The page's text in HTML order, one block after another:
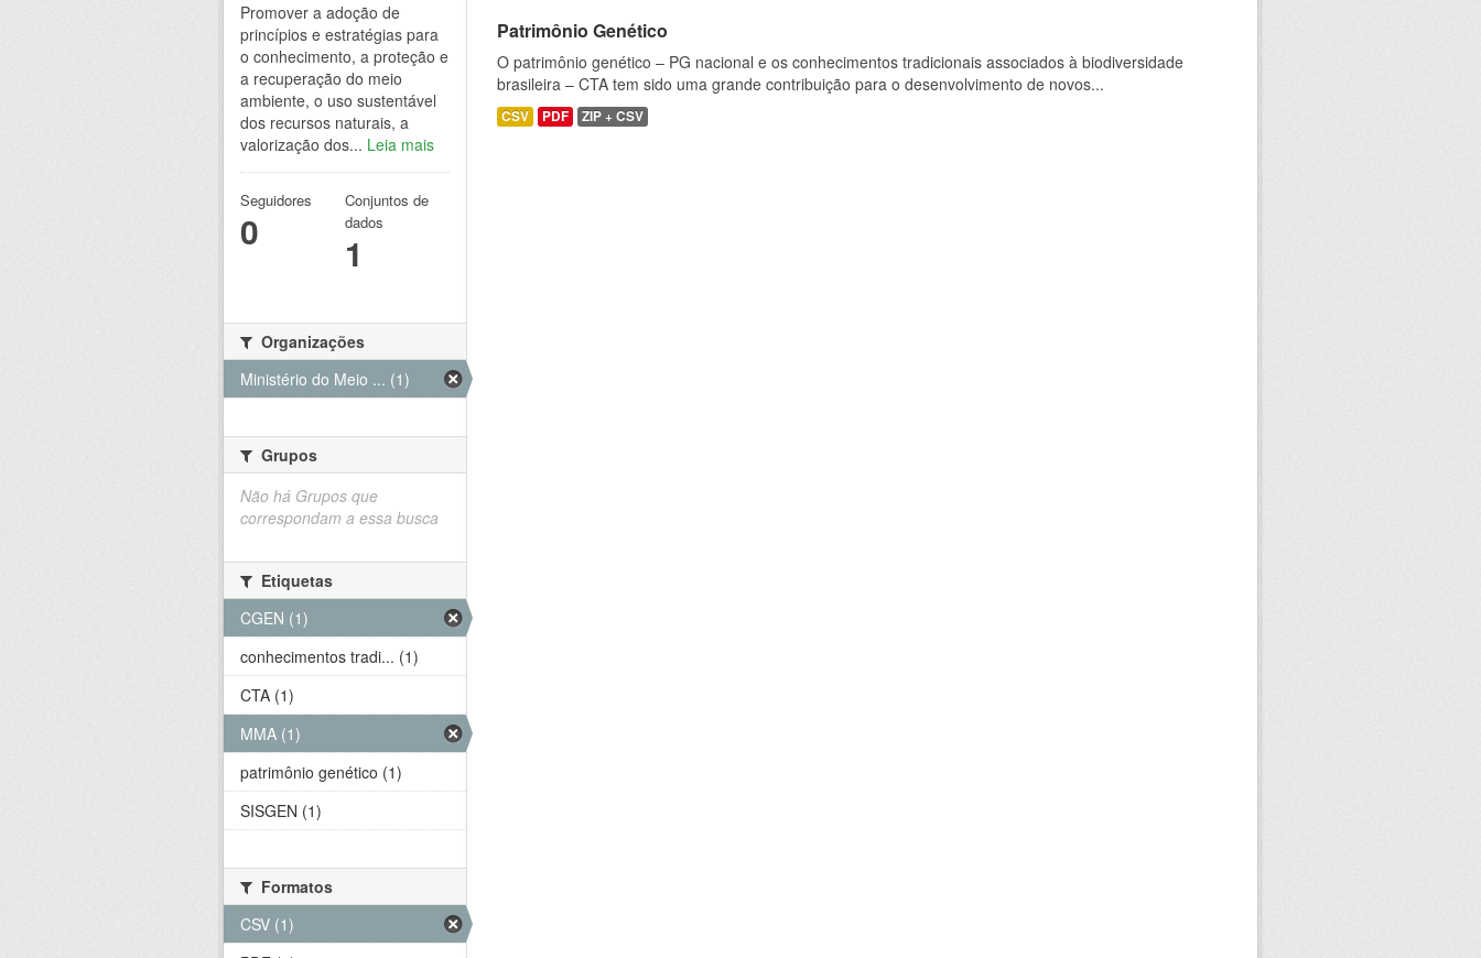
Patrimônio Genético
O patrimônio genético – PG nacional e os conhecimentos tradicionais associados à biodiversidade
brasileira – CTA tem sido uma grande contribuição para o desenvolvimento de novos...
CSV PDF ZIP + CSV
Promover a adoção de
princípios e estratégias para
o conhecimento, a proteção e
a recuperação do meio
ambiente, o uso sustentável
dos recursos naturais, a
valorização dos... Leia mais
Seguidores
0
Conjuntos de
dados
1
Organizações
Ministério do Meio ... (1)
Grupos
Não há Grupos que
correspondam a essa busca
Etiquetas
CGEN (1)
conhecimentos tradi... (1)
CTA (1)
MMA (1)
patrimônio genético (1)
SISGEN (1)
Formatos
CSV (1)